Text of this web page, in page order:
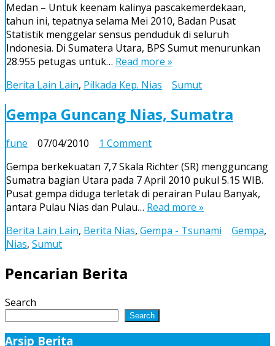
Penduduk
Bertepatan
dengan
Pilkada
Medan – Untuk keenam kalinya pascakemerdekaan,
tahun ini, tepatnya selama Mei 2010, Badan Pusat
Statistik menggelar sensus penduduk di seluruh
Indonesia. Di Sumatera Utara, BPS Sumut menurunkan
28.955 petugas untuk… Read more »
Berita Lain Lain, Pilkada Kep. Nias Sumut
Gempa Guncang Nias, Sumatra
fune 07/04/2010 1 Commenton
Guncang
Nias,
Sumatra
Gempa berkekuatan 7,7 Skala Richter (SR) mengguncang
Sumatra bagian Utara pada 7 April 2010 pukul 5.15 WIB.
Pusat gempa diduga terletak di perairan Pulau Banyak,
antara Pulau Nias dan Pulau… Read more »
Berita Lain Lain, Berita Nias, Gempa - Tsunami Gempa,
Nias, Sumut
Pencarian Berita
Search
Search
Arsip Berita